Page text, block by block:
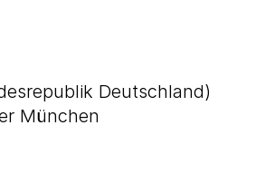
Deutschland)
München